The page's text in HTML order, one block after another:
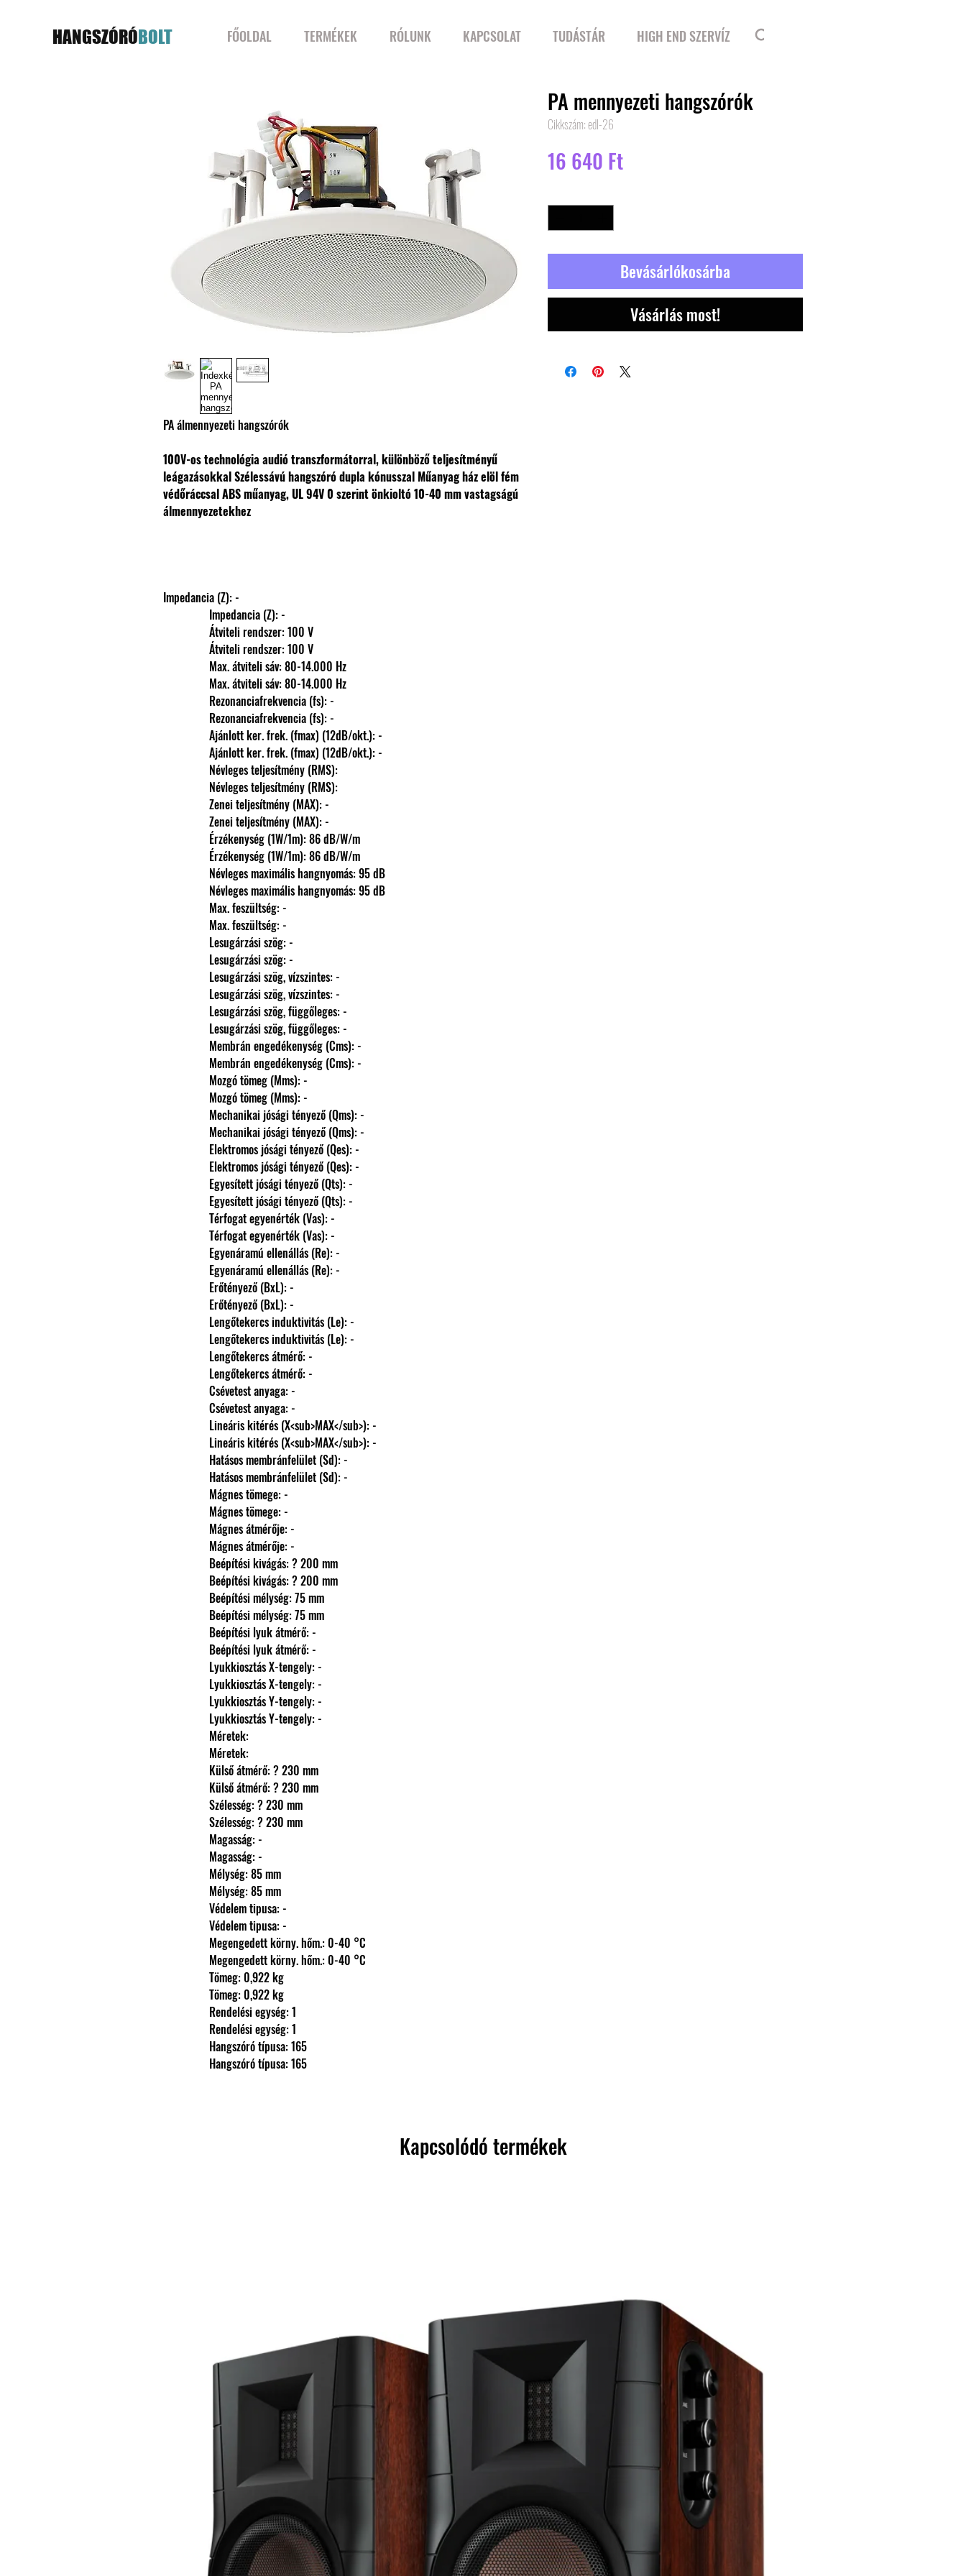
HANGSZÓRÓBOLT FŐOLDAL TERMÉKEK RÓLUNK KAPCSOLAT TUDÁSTÁR HIGH END SZERVÍZ
PA álmennyezeti hangszórók
100V-os technológia audió transzformátorral, különböző teljesítményű
leágazásokkalSzélessávú hangszóró dupla kónusszal Műanyag ház elöl fém
védőráccsalABS műanyag, UL 94V 0 szerint önkioltó10-40 mm vastagságú
álmennyezetekhez
Impedancia (Z): -
                Impedancia (Z): -
                Átviteli rendszer: 100 V
                Átviteli rendszer: 100 V
                Max. átviteli sáv: 80-14.000 Hz
                Max. átviteli sáv: 80-14.000 Hz
                Rezonanciafrekvencia (fs): -
                Rezonanciafrekvencia (fs): -
                Ajánlott ker. frek. (fmax) (12dB/okt.): -
                Ajánlott ker. frek. (fmax) (12dB/okt.): -
                Névleges teljesítmény (RMS):
                Névleges teljesítmény (RMS):
                Zenei teljesítmény (MAX): -
                Zenei teljesítmény (MAX): -
                Érzékenység (1W/1m): 86 dB/W/m
                Érzékenység (1W/1m): 86 dB/W/m
                Névleges maximális hangnyomás: 95 dB
                Névleges maximális hangnyomás: 95 dB
                Max. feszültség: -
                Max. feszültség: -
                Lesugárzási szög: -
                Lesugárzási szög: -
                Lesugárzási szög, vízszintes: -
                Lesugárzási szög, vízszintes: -
                Lesugárzási szög, függőleges: -
                Lesugárzási szög, függőleges: -
                Membrán engedékenység (Cms): -
                Membrán engedékenység (Cms): -
                Mozgó tömeg (Mms): -
                Mozgó tömeg (Mms): -
                Mechanikai jósági tényező (Qms): -
                Mechanikai jósági tényező (Qms): -
                Elektromos jósági tényező (Qes): -
                Elektromos jósági tényező (Qes): -
                Egyesített jósági tényező (Qts): -
                Egyesített jósági tényező (Qts): -
                Térfogat egyenérték (Vas): -
                Térfogat egyenérték (Vas): -
                Egyenáramú ellenállás (Re): -
                Egyenáramú ellenállás (Re): -
                Erőtényező (BxL): -
                Erőtényező (BxL): -
                Lengőtekercs induktivitás (Le): -
                Lengőtekercs induktivitás (Le): -
                Lengőtekercs átmérő: -
                Lengőtekercs átmérő: -
                Csévetest anyaga: -
                Csévetest anyaga: -
                Lineáris kitérés (X<sub>MAX</sub>): -
                Lineáris kitérés (X<sub>MAX</sub>): -
                Hatásos membránfelület (Sd): -
                Hatásos membránfelület (Sd): -
                Mágnes tömege: -
                Mágnes tömege: -
                Mágnes átmérője: -
                Mágnes átmérője: -
                Beépítési kivágás: ? 200 mm
                Beépítési kivágás: ? 200 mm
                Beépítési mélység: 75 mm
                Beépítési mélység: 75 mm
                Beépítési lyuk átmérő: -
                Beépítési lyuk átmérő: -
                Lyukkiosztás X-tengely: -
                Lyukkiosztás X-tengely: -
                Lyukkiosztás Y-tengely: -
                Lyukkiosztás Y-tengely: -
                Méretek:
                Méretek:
                Külső átmérő: ? 230 mm
                Külső átmérő: ? 230 mm
                Szélesség: ? 230 mm
                Szélesség: ? 230 mm
                Magasság: -
                Magasság: -
                Mélység: 85 mm
                Mélység: 85 mm
                Védelem tipusa: -
                Védelem tipusa: -
                Megengedett körny. hőm.: 0-40 °C
                Megengedett körny. hőm.: 0-40 °C
                Tömeg: 0,922 kg
                Tömeg: 0,922 kg
                Rendelési egység: 1
                Rendelési egység: 1
                Hangszóró típusa: 165
                Hangszóró típusa: 165
PA mennyezeti hangszórók
Cikkszám: edl-26
16 640 FtÁr
Bevásárlókosárba
Vásárlás most!
Kapcsolódó termékek